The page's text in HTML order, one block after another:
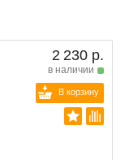
2 230 р.
в наличии
В корзину